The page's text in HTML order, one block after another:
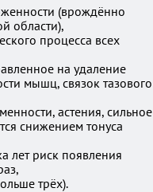
(врождённо
области),
процесса всех
на удаление
мышц, связок тазового
астения, сильное
снижением тонуса
лет риск появления
трёх).